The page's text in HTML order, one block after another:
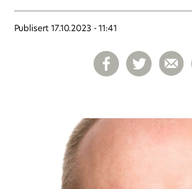
Publisert 17.10.2023 - 11:41